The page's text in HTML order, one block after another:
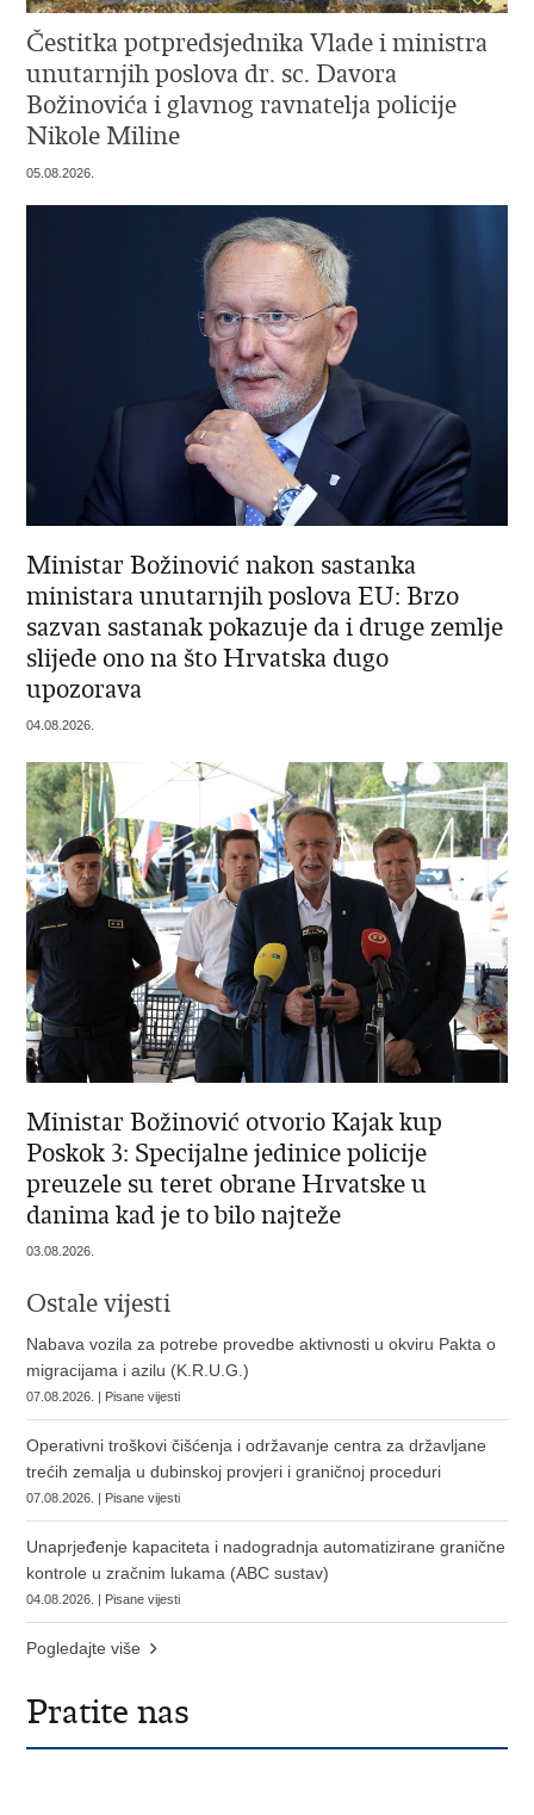
Čestitka potpredsjednika Vlade i ministra
unutarnjih poslova dr. sc. Davora
Božinovića i glavnog ravnatelja policije
Nikole Miline
05.08.2026.
Ministar Božinović nakon sastanka
ministara unutarnjih poslova EU: Brzo
sazvan sastanak pokazuje da i druge zemlje
slijede ono na što Hrvatska dugo
upozorava
04.08.2026.
Ministar Božinović otvorio Kajak kup
Poskok 3: Specijalne jedinice policije
preuzele su teret obrane Hrvatske u
danima kad je to bilo najteže
03.08.2026.
Ostale vijesti
Nabava vozila za potrebe provedbe aktivnosti u okviru Pakta o
migracijama i azilu (K.R.U.G.)
07.08.2026. | Pisane vijesti
Operativni troškovi čišćenja i održavanje centra za državljane
trećih zemalja u dubinskoj provjeri i graničnoj proceduri
07.08.2026. | Pisane vijesti
Unaprjeđenje kapaciteta i nadogradnja automatizirane granične
kontrole u zračnim lukama (ABC sustav)
04.08.2026. | Pisane vijesti
Pogledajte više
Pratite nas